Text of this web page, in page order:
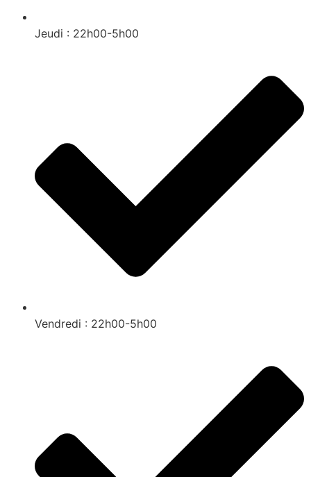
Jeudi : 22h00-5h00
Vendredi : 22h00-5h00